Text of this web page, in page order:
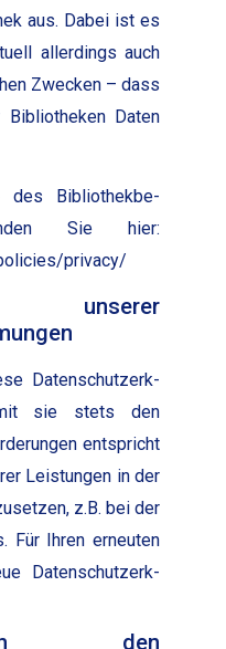
aus. Dabei ist es
allerd­ings auch
Zweck­en – dass
Bib­lio­theken Dat­en
des Bib­lio­thek­be­
Sie hier:
privacy/
Daten­schutzerk­
sie stets den
entspricht
Leis­tun­gen in der
z.B. bei der
Für Ihren erneuten
Daten­schutzerk­
den